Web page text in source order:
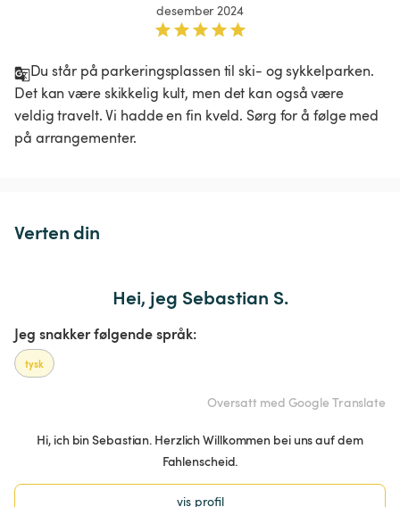
desember 2024
Du står på parkeringsplassen til ski- og sykkelparken.
Det kan være skikkelig kult, men det kan også være
veldig travelt. Vi hadde en fin kveld. Sørg for å følge med
på arrangementer.
Verten din
Hei, jeg Sebastian S.
Jeg snakker følgende språk:
tysk
Oversatt med Google Translate
Hi, ich bin Sebastian. Herzlich Willkommen bei uns auf dem
Fahlenscheid.
vis profil